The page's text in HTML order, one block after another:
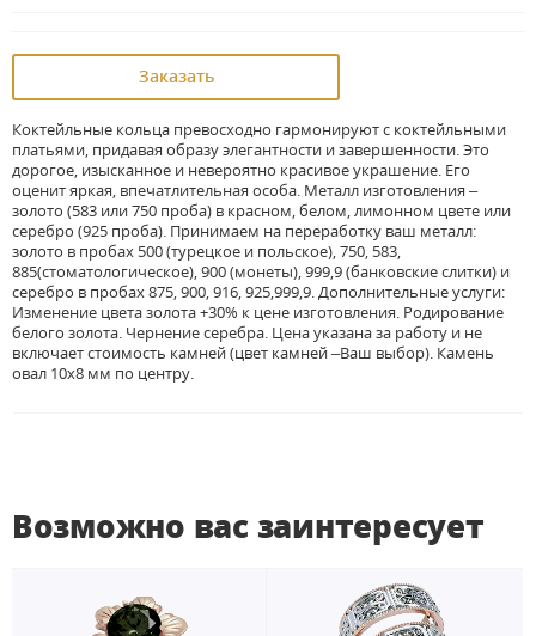
Заказать
Коктейльные кольца превосходно гармонируют с коктейльными
платьями, придавая образу элегантности и завершенности. Это
дорогое, изысканное и невероятно красивое украшение. Его
оценит яркая, впечатлительная особа. Металл изготовления –
золото (583 или 750 проба) в красном, белом, лимонном цвете или
серебро (925 проба). Принимаем на переработку ваш металл:
золото в пробах 500 (турецкое и польское), 750, 583,
885(стоматологическое), 900 (монеты), 999,9 (банковские слитки) и
серебро в пробах 875, 900, 916, 925,999,9. Дополнительные услуги:
Изменение цвета золота +30% к цене изготовления. Родирование
белого золота. Чернение серебра. Цена указана за работу и не
включает стоимость камней (цвет камней –Ваш выбор). Камень
овал 10х8 мм по центру.
Возможно вас заинтересует